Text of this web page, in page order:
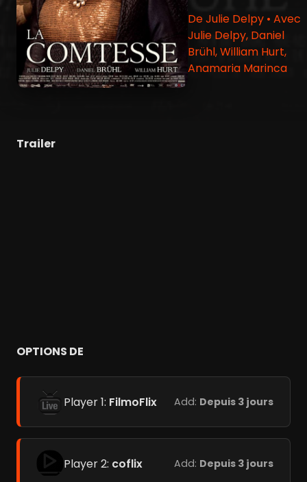
De Julie Delpy • Avec
Julie Delpy, Daniel
Brühl, William Hurt,
Anamaria Marinca
Trailer
OPTIONS DE
Player 1: FilmoFlix Add: Depuis 3 jours
Player 2: coflix Add: Depuis 3 jours